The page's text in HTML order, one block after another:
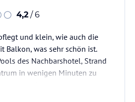
4,2 / 6
und klein, wie auch die
Balkon, was sehr schön ist.
des Nachbarshotel, Strand
in wenigen Minuten zu
Frühstück ist